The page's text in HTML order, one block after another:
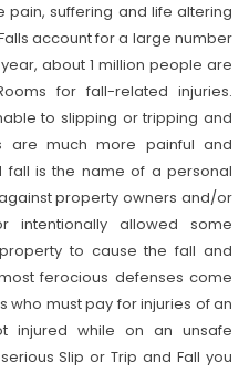
suffering and life altering
account for a large number
about 1 million people are
for fall-related injuries.
to slipping or tripping and
are much more painful and
fall is the name of a personal
property owners and/or
intentionally allowed some
to cause the fall and
ferocious defenses come
who must pay for injuries of an
injured while on an unsafe
Slip or Trip and Fall you